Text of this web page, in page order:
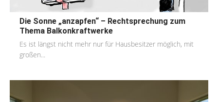
Die Sonne „anzapfen“ – Rechtsprechung zum
Thema Balkonkraftwerke
Es ist längst nicht mehr nur für Hausbesitzer möglich, mit
großen...